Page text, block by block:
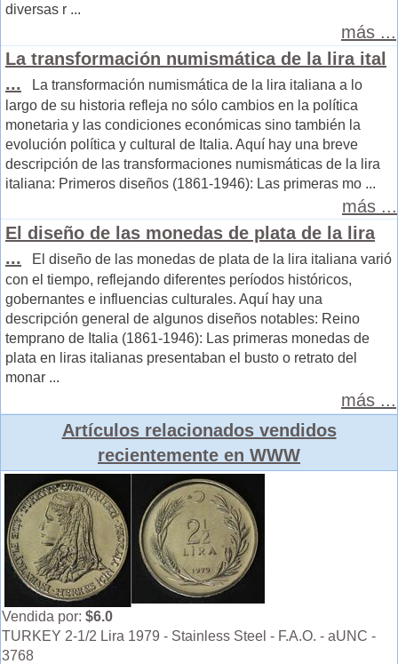
diversas r ...
más ...
La transformación numismática de la lira ital
... La transformación numismática de la lira italiana a lo
largo de su historia refleja no sólo cambios en la política
monetaria y las condiciones económicas sino también la
evolución política y cultural de Italia. Aquí hay una breve
descripción de las transformaciones numismáticas de la lira
italiana: Primeros diseños (1861-1946): Las primeras mo ...
más ...
El diseño de las monedas de plata de la lira
... El diseño de las monedas de plata de la lira italiana varió
con el tiempo, reflejando diferentes períodos históricos,
gobernantes e influencias culturales. Aquí hay una
descripción general de algunos diseños notables: Reino
temprano de Italia (1861-1946): Las primeras monedas de
plata en liras italianas presentaban el busto o retrato del
monar ...
más ...
Artículos relacionados vendidos
recientemente en WWW
Vendida por: $6.0
TURKEY 2-1/2 Lira 1979 - Stainless Steel - F.A.O. - aUNC -
3768